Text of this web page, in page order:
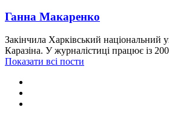
Ганна Макаренко
Закінчила Харківський національний
Каразіна. У журналістиці працює із
Показати всі пости